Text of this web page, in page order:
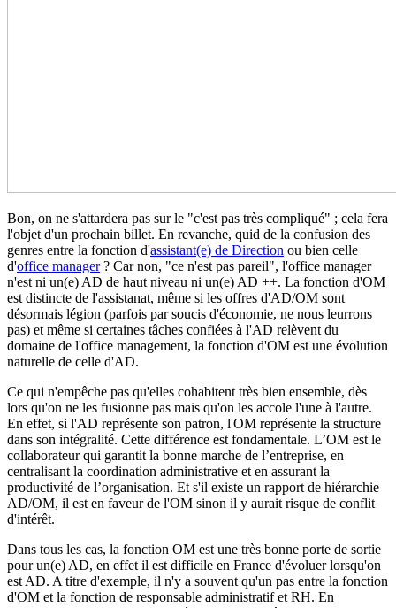
Bon, on ne s'attardera pas sur le "c'est pas très compliqué" ; cela fera
l'objet d'un prochain billet. En revanche, quid de la confusion des
genres entre la fonction d'assistant(e) de Direction ou bien celle
d'office manager? Car non, "ce n'est pas pareil", l'office manager
n'est ni un(e) AD de haut niveau ni un(e) AD ++. La fonction d'OM
est distincte de l'assistanat, même si les offres d'AD/OM sont
désormais légion (parfois par soucis d'économie, ne nous leurrons
pas) et même si certaines tâches confiées à l'AD relèvent du
domaine de l'office management, la fonction d'OM est une évolution
naturelle de celle d'AD.
Ce qui n'empêche pas qu'elles cohabitent très bien ensemble, dès
lors qu'on ne les fusionne pas mais qu'on les accole l'une à l'autre.
En effet, si l'AD représente son patron, l'OM représente la structure
dans son intégralité. Cette différence est fondamentale. L’OM est le
collaborateur qui garantit la bonne marche de l’entreprise, en
centralisant la coordination administrative et en assurant la
productivité de l’organisation. Et s'il existe un rapport de hiérarchie
AD/OM, il est en faveur de l'OM sinon il y aurait risque de conflit
d'intérêt.
Dans tous les cas, la fonction OM est une très bonne porte de sortie
pour un(e) AD, en effet il est difficile en France d'évoluer lorsqu'on
est AD. A titre d'exemple, il n'y a souvent qu'un pas entre la fonction
d'OM et la fonction de responsable administratif et RH. En